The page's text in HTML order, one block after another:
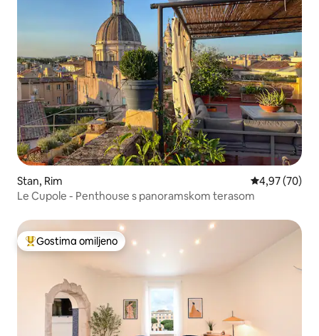
Stan, Rim Prosečna
4,97 (70)
Le Cupole - Penthouse s panoramskom terasom
Najuspešniji među gostima omiljenim
Gostima omiljeno